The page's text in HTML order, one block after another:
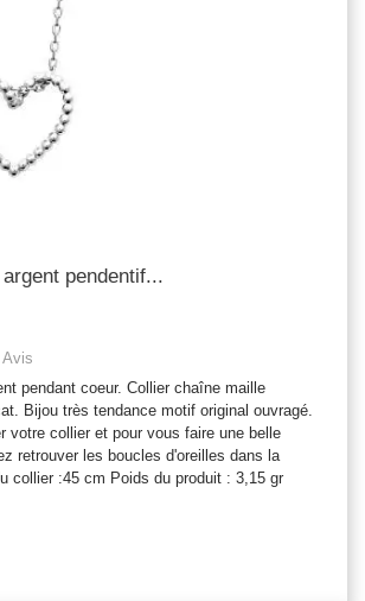
pendentif...
Avis
pendant coeur. Collier chaîne maille
Bijou très tendance motif original ouvragé.
votre collier et pour vous faire une belle
retrouver les boucles d'oreilles dans la
collier :45 cm Poids du produit : 3,15 gr